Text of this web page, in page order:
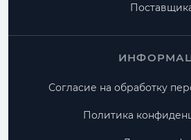
Согласие на обработку
Политика